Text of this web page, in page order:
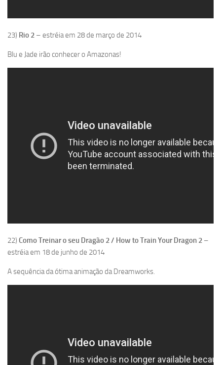
23) Rio 2 – estréia em 28 de março de 2014
Blu e Jade irão conhecer o Amazonas!
22) Como Treinar o seu Dragão 2 / How to Train Your Dragon 2 –
estréia em 18 de junho de 2014
A sequência da ótima animação da Dreamworks.